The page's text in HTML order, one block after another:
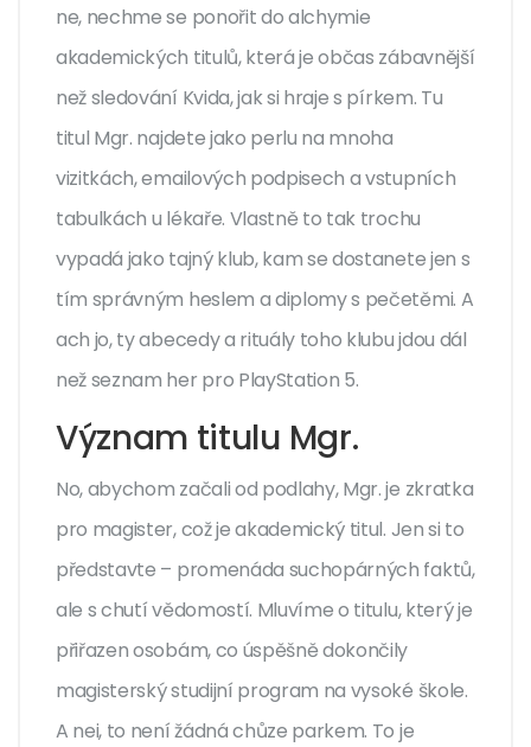
ne, nechme se ponořit do alchymie
akademických titulů, která je občas zábavnější
než sledování Kvida, jak si hraje s pírkem. Tu
titul Mgr. najdete jako perlu na mnoha
vizitkách, emailových podpisech a vstupních
tabulkách u lékaře. Vlastně to tak trochu
vypadá jako tajný klub, kam se dostanete jen s
tím správným heslem a diplomy s pečetěmi. A
ach jo, ty abecedy a rituály toho klubu jdou dál
než seznam her pro PlayStation 5.
Význam titulu Mgr.
No, abychom začali od podlahy, Mgr. je zkratka
pro magister, což je akademický titul. Jen si to
představte – promenáda suchopárných faktů,
ale s chutí vědomostí. Mluvíme o titulu, který je
přiřazen osobám, co úspěšně dokončily
magisterský studijní program na vysoké škole.
A nei, to není žádná chůze parkem. To je